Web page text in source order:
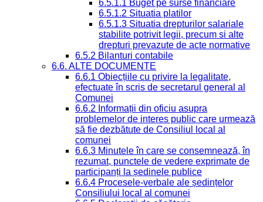
6.5.1.1 Buget pe surse financiare
6.5.1.2 Situatia platilor
6.5.1.3 Situatia drepturilor salariale
stabilite potrivit legii, precum si alte
drepturi prevazute de acte normative
6.5.2 Bilanturi contabile
6.6. ALTE DOCUMENTE
6.6.1 Obiecțiile cu privire la legalitate,
efectuate în scris de secretarul general al
Comunei
6.6.2 Informații din oficiu asupra
problemelor de interes public care urmează
să fie dezbătute de Consiliul local al
comunei
6.6.3 Minutele în care se consemnează, în
rezumat, punctele de vedere exprimate de
participanți la ședinele publice
6.6.4 Procesele-verbale ale ședințelor
Consiliului local al comunei